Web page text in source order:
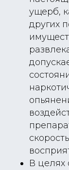
ущерб,
других
В целях